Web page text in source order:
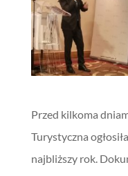
Przed kilkoma
Turystyczna
najbliższy rok.